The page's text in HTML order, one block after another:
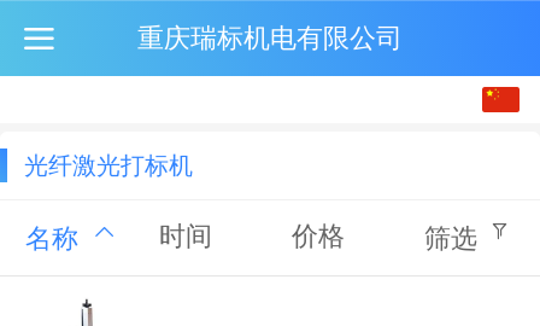
重庆瑞标机电有限公司
光纤激光打标机
名称 时间 价格 筛选